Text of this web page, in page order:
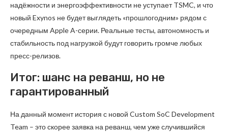
надёжности и энергоэффективности не уступает TSMC, и что
новый Exynos не будет выглядеть «прошлогодним» рядом с
очередным Apple A-серии. Реальные тесты, автономность и
стабильность под нагрузкой будут говорить громче любых
пресс-релизов.
Итог: шанс на реванш, но не
гарантированный
На данный момент история с новой Custom SoC Development
Team – это скорее заявка на реванш, чем уже случившийся